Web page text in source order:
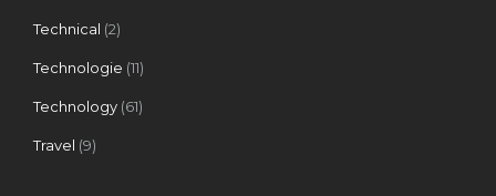
Technical (2)
Technologie (11)
Technology (61)
Travel (9)